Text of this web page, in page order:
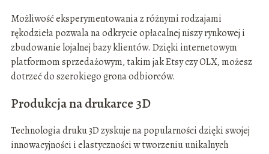
Możliwość eksperymentowania z różnymi rodzajami
rękodzieła pozwala na odkrycie opłacalnej niszy rynkowej i
zbudowanie lojalnej bazy klientów. Dzięki internetowym
platformom sprzedażowym, takim jak Etsy czy OLX, możesz
dotrzeć do szerokiego grona odbiorców.
Produkcja na drukarce 3D
Technologia druku 3D zyskuje na popularności dzięki swojej
innowacyjności i elastyczności w tworzeniu unikalnych